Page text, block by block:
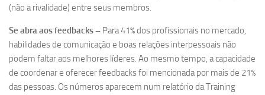
(não a rivalidade) entre seus membros.
Se abra aos feedbacks – Para 41% dos profissionais no mercado,
habilidades de comunicação e boas relações interpessoais não
podem faltar aos melhores líderes. Ao mesmo tempo, a capacidade
de coordenar e oferecer feedbacks foi mencionada por mais de 21%
das pessoas. Os números aparecem num relatório da Training